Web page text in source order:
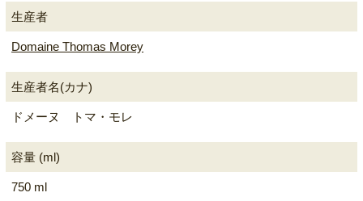
生産者
Domaine Thomas Morey
生産者名(カナ)
ドメーヌ トマ・モレ
容量 (ml)
750 ml